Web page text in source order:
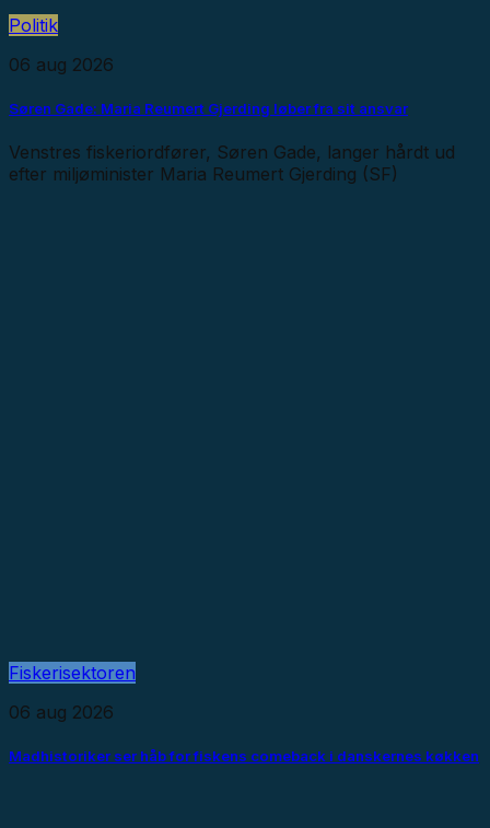
Politik
06 aug 2026
Søren Gade: Maria Reumert Gjerding løber fra sit ansvar
Venstres fiskeriordfører, Søren Gade, langer hårdt ud
efter miljøminister Maria Reumert Gjerding (SF)
Fiskerisektoren
06 aug 2026
Madhistoriker ser håb for fiskens comeback i danskernes køkken